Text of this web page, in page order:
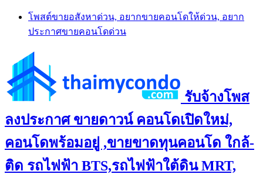
Skip
content
โพสต์ขายอสังหาด่วน, อยากขายคอนโดให้ด่วน, อยาก
ประกาศขายคอนโดด่วน
รับจ้างโพส
ลงประกาศ ขายดาวน์ คอนโดเปิดใหม่,
คอนโดพร้อมอยู่ ,ขายขาดทุนคอนโด ใกล้-
ติด รถไฟฟ้า BTS,รถไฟฟ้าใต้ดิน MRT,